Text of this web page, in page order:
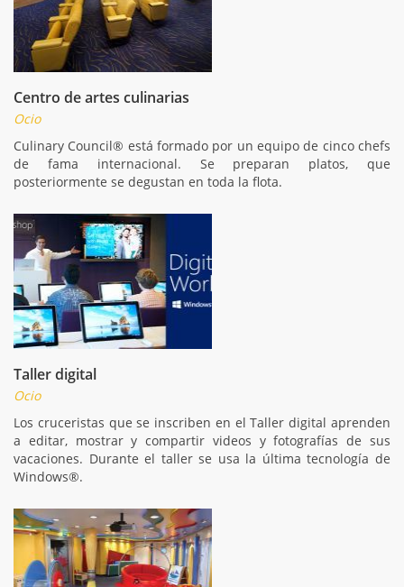
Centro de artes culinarias
Ocio
Culinary Council® está formado por un equipo de cinco chefs
de fama internacional. Se preparan platos, que
posteriormente se degustan en toda la flota.
Taller digital
Ocio
Los cruceristas que se inscriben en el Taller digital aprenden
a editar, mostrar y compartir videos y fotografías de sus
vacaciones. Durante el taller se usa la última tecnología de
Windows®.